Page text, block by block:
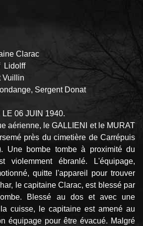
Clarac
Lidolff
Vuillin
Sergent Donat
06 JUIN 1940.
aérienne, le GALLIENI et le MURAT
près du cimetière de Carrépuis
Une bombe tombe à proximité du
ébranlé. L'équipage,
quitte l'appareil pour trouver
le capitaine Clarac, est blessé par
Blessé au dos et avec une
cuisse, le capitaine est amené au
équipage pour être évacué. Malgré